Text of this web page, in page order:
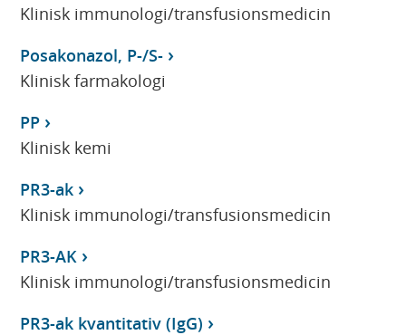
Klinisk immunologi/transfusionsmedicin
Posakonazol, P-/S-
Klinisk farmakologi
PP
Klinisk kemi
PR3-ak
Klinisk immunologi/transfusionsmedicin
PR3-AK
Klinisk immunologi/transfusionsmedicin
PR3-ak kvantitativ (IgG)